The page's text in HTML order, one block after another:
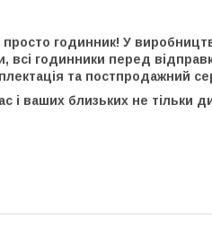
годинник! У
всі годинники перед
та постпродажний
і ваших близьких не тільки